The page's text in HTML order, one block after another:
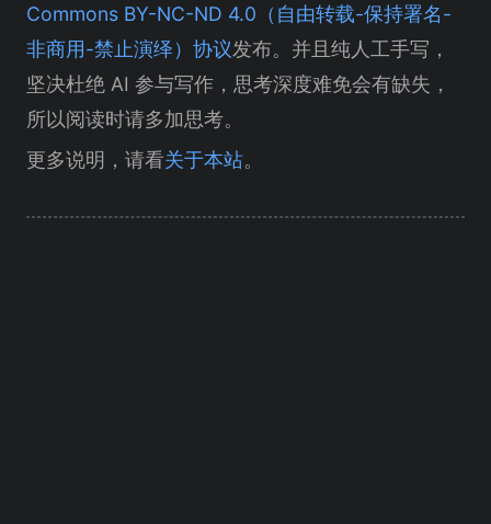
Commons BY-NC-ND 4.0（自由转载-保持署名-
非商用-禁止演绎）协议发布。并且纯人工手写，
坚决杜绝 AI 参与写作，思考深度难免会有缺失，
所以阅读时请多加思考。
更多说明，请看关于本站。